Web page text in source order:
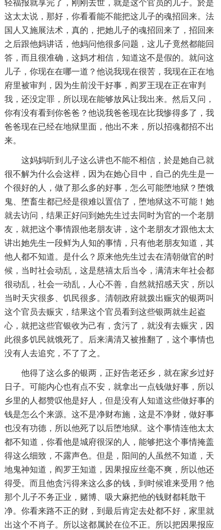
轻福报就享完了，刚刚去世，就是这个官员的儿子。於是
这太太说，那好，你看看能不能把这儿子的魂招回来。法
国人又施展法术，真的，把她儿子的魂招回来了，招回来
之后跟他妈讲话，他妈问他很多问题，这儿子竟然都能回
答，而且很准确，这妈才相信，知道这不是假的。就问这
儿子，你现在在哪一道？他说我现在很苦，我现在正在地
府里被审判，因为生前没干好事，阎罗王现在正在审判
我，还没定罪，所以现在能够放风让我出来。然后又问，
你有没有看到你爸爸？他说我爸爸现在比我惨得多了，我
爸爸现在已经在地狱里面，他出不来，所以招魂都招不出
来。
这妈妈听到儿子这么讲也不能不相信，於是她自己就
很不解为什么会这样，因为在她心目中，自己的先生是一
个很好的人，做了那么多的好事，怎么可能堕地狱？堕饿
鬼、堕畜生都已经是很难以置信了，堕地狱这不可能！她
就去访问，结果正好问到她先生过去同时为官的一个老朋
友，就把这个事情跟他老朋友讲，这个老朋友才跟他太太
讲出她先生一段鲜为人知的事情，只有他老朋友知道，其
他人都不知道。是什么？原来他先生过去在清朝做官的时
候，当时社会动乱，这是慈禧太后当令，满清末年社会都
很动乱，社会一动乱，人心不善，自然就招感天灾，所以
当时天灾很多、饥民很多。清朝政府就拨出赈灾的银两叫
这个官员去赈灾，结果这个官员看到这些银两就生起盗
心，就把这些官银收为己有，贪污了，就没有去赈灾，因
此很多饥民就饿死了。后来满清又被推翻了，这个事情也
没有人去追究，不了了之。
他得了这么多的银两，正好告老还乡，就在家乡过好
日子。可能内心也有点不安，就拿出一点钱做好事，所以
乡里的人都赞叹他是好人，但是没有人知道这些做好事的
钱是怎么个来源。这不是净财布施，这是不净财，做好事
也没有功德，所以他死了以后堕地狱。这个事情连他太太
都不知道，你看他是城府很深的人，能够把这个事情掩盖
得这么细致，不露声色。但是，阳间的人虽然不知道，天
地鬼神知道，阎罗王知道，因果报应丝毫不爽，所以他还
得受。而且他贪污得来这么多的钱，到时候谁来受用？他
那个儿子不务正业，赌博、吸大麻把他的钱财都耗散干
净。你看来路不正的财，到最后肯定去处都不好，家里就
出这个不肖子。所以这都属於在位不正。所以把因果报应